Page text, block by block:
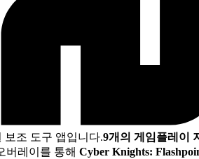
보조 도구 앱입니다.9개의 게임플레이
레이를 통해 Cyber Knights: